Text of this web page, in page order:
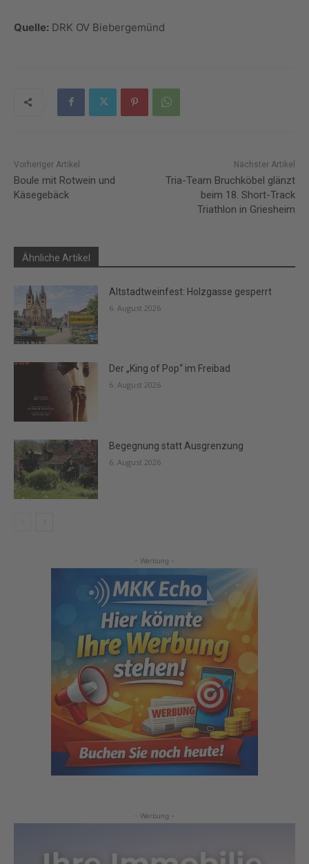
Quelle: DRK OV Biebergemünd
Vorheriger Artikel
Boule mit Rotwein und
Käsegebäck
Nächster Artikel
Tria-Team Bruchköbel glänzt
beim 18. Short-Track
Triathlon in Griesheim
Ähnliche Artikel
Altstadtweinfest: Holzgasse gesperrt
6. August 2026
Der „King of Pop“ im Freibad
6. August 2026
Begegnung statt Ausgrenzung
6. August 2026
- Werbung -
- Werbung -